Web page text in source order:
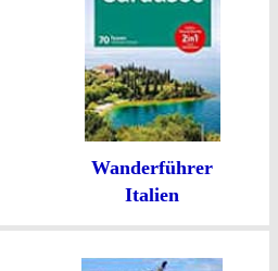
Wanderführer
Italien